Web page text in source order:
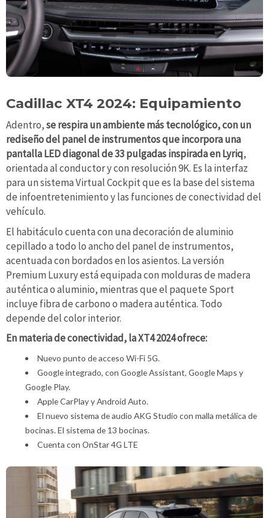
Cadillac XT4 2024: Equipamiento
Adentro,se respira un ambiente más tecnológico, con un
rediseño del panel de instrumentos que incorpora una
pantalla LED diagonal de 33 pulgadas inspirada en Lyriq,
orientada al conductor y con resolución 9K. Es la interfaz
para un sistema Virtual Cockpit que es la base del sistema
de infoentretenimiento y las funciones de conectividad del
vehículo.
El habitáculo cuenta con una decoración de aluminio
cepillado a todo lo ancho del panel de instrumentos,
acentuada con bordados en los asientos. La versión
Premium Luxury está equipada con molduras de madera
auténtica o aluminio, mientras que el paquete Sport
incluye fibra de carbono o madera auténtica. Todo
depende del color interior.
En materia de conectividad, la XT4 2024 ofrece:
Nuevo punto de acceso Wi-Fi 5G.
Google integrado, con Google Assistant, Google Maps y
Google Play.
Apple CarPlay y Android Auto.
El nuevo sistema de audio AKG Studio con malla metálica de
bocinas. El sistema de 13 bocinas.
Cuenta con OnStar 4G LTE